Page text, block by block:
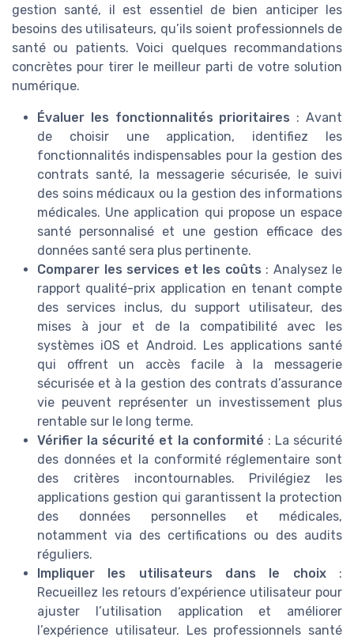
gestion santé, il est essentiel de bien anticiper les
besoins des utilisateurs, qu’ils soient professionnels de
santé ou patients. Voici quelques recommandations
concrètes pour tirer le meilleur parti de votre solution
numérique.
Évaluer les fonctionnalités prioritaires : Avant
de choisir une application, identifiez les
fonctionnalités indispensables pour la gestion des
contrats santé, la messagerie sécurisée, le suivi
des soins médicaux ou la gestion des informations
médicales. Une application qui propose un espace
santé personnalisé et une gestion efficace des
données santé sera plus pertinente.
Comparer les services et les coûts : Analysez le
rapport qualité-prix application en tenant compte
des services inclus, du support utilisateur, des
mises à jour et de la compatibilité avec les
systèmes iOS et Android. Les applications santé
qui offrent un accès facile à la messagerie
sécurisée et à la gestion des contrats d’assurance
vie peuvent représenter un investissement plus
rentable sur le long terme.
Vérifier la sécurité et la conformité : La sécurité
des données et la conformité réglementaire sont
des critères incontournables. Privilégiez les
applications gestion qui garantissent la protection
des données personnelles et médicales,
notamment via des certifications ou des audits
réguliers.
Impliquer les utilisateurs dans le choix:
Recueillez les retours d’expérience utilisateur pour
ajuster l’utilisation application et améliorer
l’expérience utilisateur. Les professionnels santé